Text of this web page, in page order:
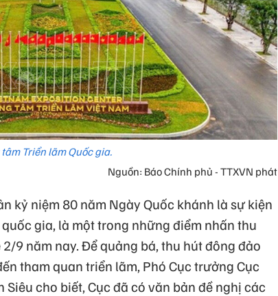
Triển lãm Quốc gia.
Nguồn: Báo Chính phủ - TTXVN phát
kỷ niệm 80 năm Ngày Quốc khánh là sự kiện
gia, là một trong những điểm nhấn thu
9 năm nay. Để quảng bá, thu hút đông đảo
tham quan triển lãm, Phó Cục trưởng Cục
Siêu cho biết, Cục đã có văn bản đề nghị các